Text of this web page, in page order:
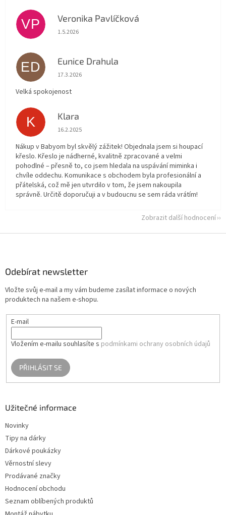
VP Veronika Pavlíčková
Hodnocení obchodu je 5 z 5 hvězdiček.
1.5.2026
ED Eunice Drahula
Hodnocení obchodu je 5 z 5 hvězdiček.
17.3.2026
Velká spokojenost
K Klara
Hodnocení obchodu je 5 z 5 hvězdiček.
16.2.2025
Nákup v Babyom byl skvělý zážitek! Objednala jsem si houpací
křeslo. Křeslo je nádherné, kvalitně zpracované a velmi
pohodlné – přesně to, co jsem hledala na uspávání miminka i
chvíle oddechu. Komunikace s obchodem byla profesionální a
přátelská, což mě jen utvrdilo v tom, že jsem nakoupila
správně. Určitě doporučuji a v budoucnu se sem ráda vrátím!
Zobrazit další hodnocení
Odebírat newsletter
Vložte svůj e-mail a my vám budeme zasílat informace o nových
produktech na našem e-shopu.
E-mail
Vložením e-mailu souhlasíte s podmínkami ochrany osobních údajů
PŘIHLÁSIT SE
Užitečné informace
Novinky
Tipy na dárky
Dárkové poukázky
Věrnostní slevy
Prodávané značky
Hodnocení obchodu
Seznam oblíbených produktů